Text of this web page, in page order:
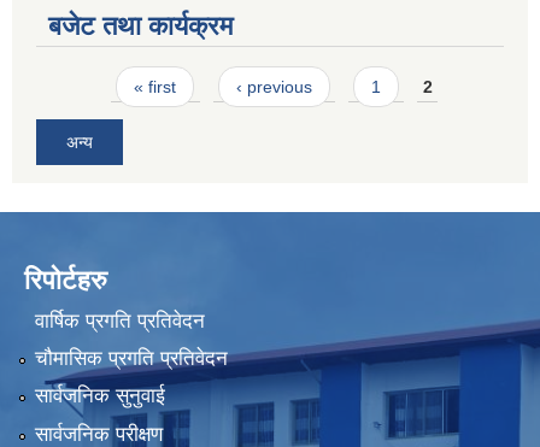
बजेट तथा कार्यक्रम
Pages« first ‹ previous 1 2
अन्य
रिपोर्टहरु
वार्षिक प्रगति प्रतिवेदन
चौमासिक प्रगति प्रतिवेदन
सार्वजनिक सुनुवाई
सार्वजनिक परीक्षण